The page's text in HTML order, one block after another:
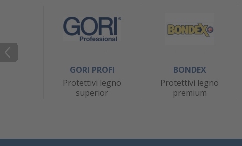
GORI PROFI
Protettivi legno
superior
BONDEX
Protettivi legno
premium